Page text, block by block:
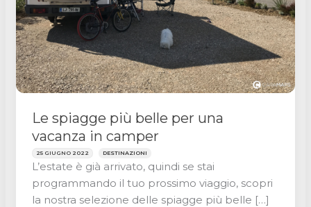
Le spiagge più belle per una
vacanza in camper
25 GIUGNO 2022 DESTINAZIONI
L’estate è già arrivato, quindi se stai
programmando il tuo prossimo viaggio, scopri
la nostra selezione delle spiagge più belle […]